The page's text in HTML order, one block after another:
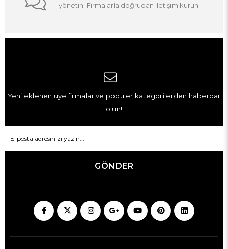
yönetin. Firmalarla doğrudan iletişim kurun.
Yeni eklenen üye firmalar ve popüler kategorilerden haberdar
olun!
GÖNDER